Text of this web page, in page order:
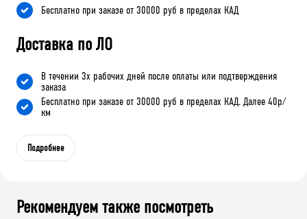
Бесплатно при заказе от 30000 руб в пределах КАД
Доставка по ЛО
В течении 3х рабочих дней после оплаты или подтверждения
заказа
Бесплатно при заказе от 30000 руб в пределах КАД. Далее 40р/
км
Подробнее
Рекомендуем также посмотреть